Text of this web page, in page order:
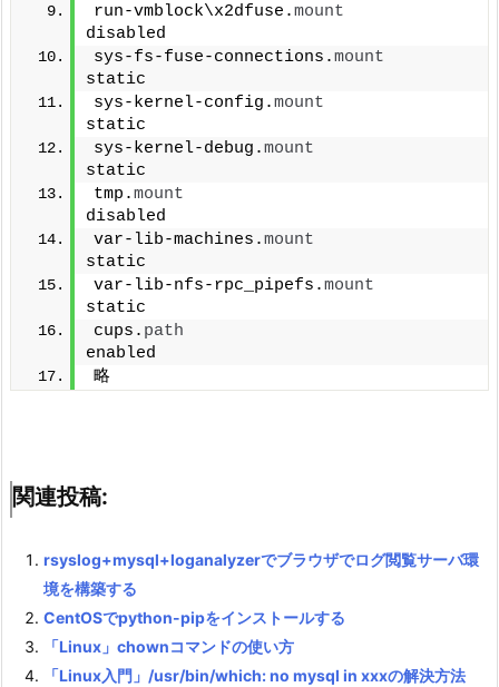
run-vmblock\x2dfuse.mount
disabled
sys-fs-fuse-connections.mount
static
sys-kernel-config.mount
static
sys-kernel-debug.mount
static
tmp.mount
disabled
var-lib-machines.mount
static
var-lib-nfs-rpc_pipefs.mount
static
cups. path
enabled
略
関連投稿:
rsyslog+mysql+loganalyzerでブラウザでログ閲覧サーバ環
境を構築する
CentOSでpython-pipをインストールする
「Linux」chownコマンドの使い方
「Linux入門」/usr/bin/which: no mysql in xxxの解決方法